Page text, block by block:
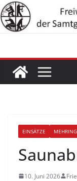
Zum
Inhalt
springen
EINSÄTZE
10. Juni 2026